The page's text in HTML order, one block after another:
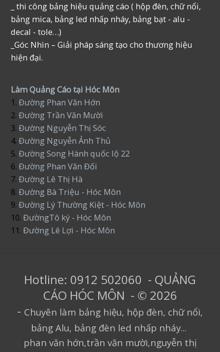
_ thi công bảng hiệu quảng cáo ( hộp đèn, chữ nổi,
bảng mica, bảng led nhấp nháy, bảng bạt - alu -
decal - tole…)
_Góc Nhìn – Giải pháp sáng tạo cho thương hiệu
hiện đại.
Làm Quảng Cáo tại Hóc Môn
1.Đường Phan Văn Hớn
2.Đường Trần Văn Mười
3.Đường Nguyễn Thị Sóc
4. Đường Nguyễn Ảnh Thủ
5.Đường Song Hành quốc lộ 22
6.Đường Phan Văn Đối
7. Đường Lê Thị Hà
8.Đường Bà Triệu - Hóc Môn
9.Đường Lý Thường Kiệt - Hóc Môn
10.ĐườngTô ký - Hóc Môn
11.Đường Lê Lợi - Hóc Môn
Hotline: 0912 502060 - QUẢNG
CÁO HÓC MÔN - © 2026
- Chuyên làm bảng hiệu, hộp đèn, chữ nổi,
bảng Alu, bảng đèn led nhấp nháy...
phan văn hớn,trần văn mười,nguyễn thị